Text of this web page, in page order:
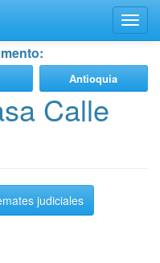
Antioquia
Calle
judiciales